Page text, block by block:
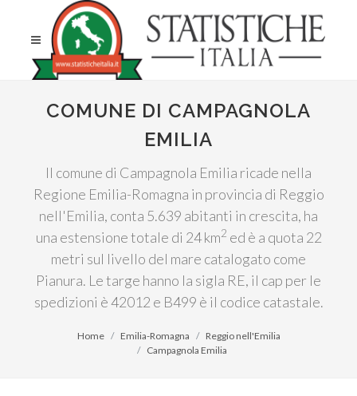
COMUNE DI CAMPAGNOLA
EMILIA
Il comune di Campagnola Emilia ricade nella
Regione Emilia-Romagna in provincia di Reggio
nell'Emilia, conta 5.639 abitanti in crescita, ha
una estensione totale di 24 km2 ed è a quota 22
metri sul livello del mare catalogato come
Pianura. Le targe hanno la sigla RE, il cap per le
spedizioni è 42012 e B499 è il codice catastale.
Home Emilia-Romagna
Reggio nell'Emilia
Campagnola Emilia